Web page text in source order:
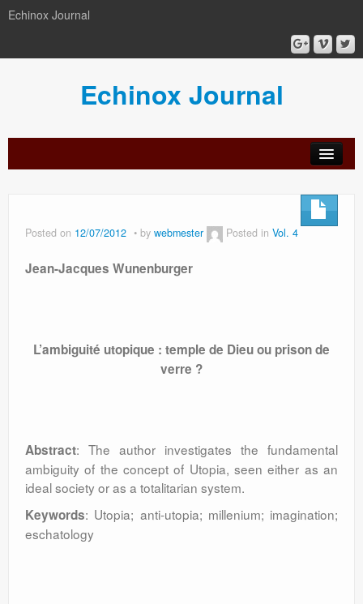
Echinox Journal
Echinox Journal
for
for
review
Ethics
Posted on 12/07/2012 by webmester Posted in Vol. 4
Jean-Jacques Wunenburger
L’ambiguité utopique : temple de Dieu ou prison de
verre ?
Abstract: The author investigates the fundamental
ambiguity of the concept of Utopia, seen either as an
ideal society or as a totalitarian system.
Keywords: Utopia; anti-utopia; millenium; imagination;
eschatology